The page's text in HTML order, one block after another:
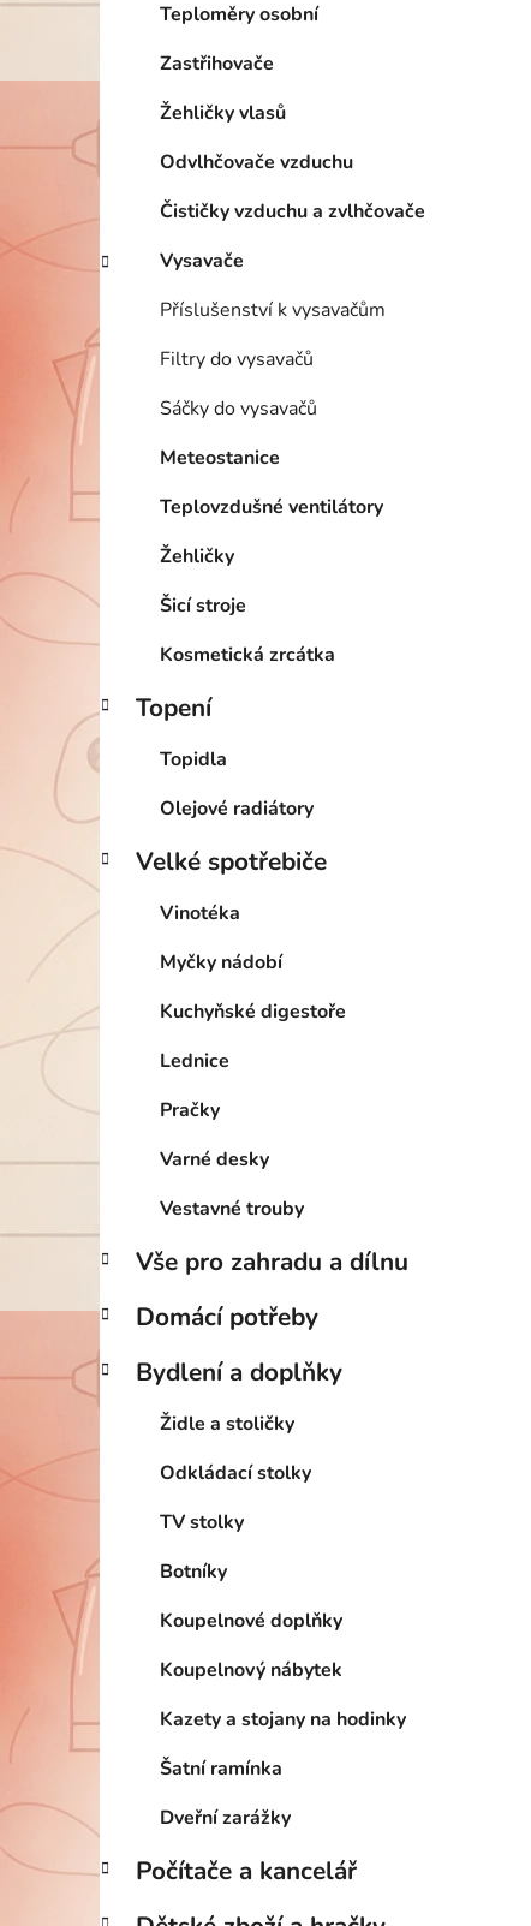
Teploměry osobní
Zastřihovače
Žehličky vlasů
Odvlhčovače vzduchu
Čističky vzduchu a zvlhčovače
Vysavače
Příslušenství k vysavačům
Filtry do vysavačů
Sáčky do vysavačů
Meteostanice
Teplovzdušné ventilátory
Žehličky
Šicí stroje
Kosmetická zrcátka
Topení
Topidla
Olejové radiátory
Velké spotřebiče
Vinotéka
Myčky nádobí
Kuchyňské digestoře
Lednice
Pračky
Varné desky
Vestavné trouby
Vše pro zahradu a dílnu
Domácí potřeby
Bydlení a doplňky
Židle a stoličky
Odkládací stolky
TV stolky
Botníky
Koupelnové doplňky
Koupelnový nábytek
Kazety a stojany na hodinky
Šatní ramínka
Dveřní zarážky
Počítače a kancelář